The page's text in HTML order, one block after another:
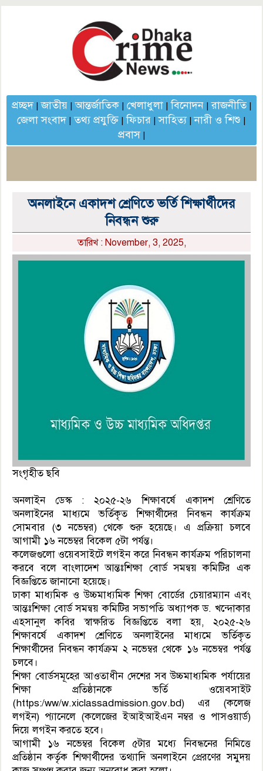
প্রচ্ছদ|জাতীয়|আন্তর্জাতিক| খেলাধুলা|বিনোদন|রাজনীতি|
জেলা সংবাদ|তথ্য প্রযুক্তি |ফিচার |সাহিত্য|নারী ও শিশু |
প্রবাস|
অনলাইনে একাদশ শ্রেণিতে ভর্তি শিক্ষার্থীদের
নিবন্ধন শুরু
তারিখ : November, 3, 2025,
সংগৃহীত ছবি
অনলাইন ডেস্ক : ২০২৫-২৬ শিক্ষাবর্ষে একাদশ শ্রেণিতে
অনলাইনের মাধ্যমে ভর্তিকৃত শিক্ষার্থীদের নিবন্ধন কার্যক্রম
সোমবার (৩ নভেম্বর) থেকে শুরু হয়েছে। এ প্রক্রিয়া চলবে
আগামী ১৬ নভেম্বর বিকেল ৫টা পর্যন্ত।
কলেজগুলো ওয়েবসাইটে লগইন করে নিবন্ধন কার্যক্রম পরিচালনা
করবে বলে বাংলাদেশ আন্তঃশিক্ষা বোর্ড সমন্বয় কমিটির এক
বিজ্ঞপ্তিতে জানানো হয়েছে।
ঢাকা মাধ্যমিক ও উচ্চমাধ্যমিক শিক্ষা বোর্ডের চেয়ারম্যান এবং
আন্তঃশিক্ষা বোর্ড সমন্বয় কমিটির সভাপতি অধ্যাপক ড. খন্দোকার
এহসানুল কবির স্বাক্ষরিত বিজ্ঞপ্তিতে বলা হয়, ২০২৫-২৬
শিক্ষাবর্ষে একাদশ শ্রেণিতে অনলাইনের মাধ্যমে ভর্তিকৃত
শিক্ষার্থীদের নিবন্ধন কার্যক্রম ২ নভেম্বর থেকে ১৬ নভেম্বর পর্যন্ত
চলবে।
শিক্ষা বোর্ডসমূহের আওতাধীন দেশের সব উচ্চমাধ্যমিক পর্যায়ের
শিক্ষা প্রতিষ্ঠানকে ভর্তি ওয়েবসাইট
(https:/ww/w.xiclassadmission.gov.bd) এর (কলেজ
লগইন) প্যানেলে (কলেজের ইআইআইএন নম্বর ও পাসওয়ার্ড)
দিয়ে লগইন করতে হবে।
আগামী ১৬ নভেম্বর বিকেল ৫টার মধ্যে নিবন্ধনের নিমিত্তে
প্রতিষ্ঠান কর্তৃক শিক্ষার্থীদের তথ্যাদি অনলাইনে প্রেরণের সমুদয়